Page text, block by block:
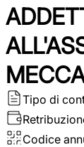
Tipo di
Codice